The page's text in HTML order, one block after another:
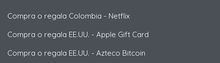
Compra o regala Colombia - Netflix
Compra o regala EE.UU. - Apple Gift Card
Compra o regala EE.UU. - Azteco Bitcoin